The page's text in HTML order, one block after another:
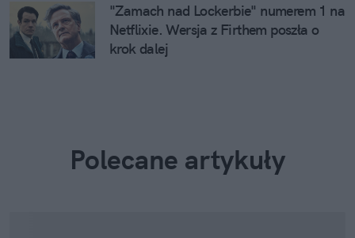
"Zamach nad Lockerbie" numerem 1 na
Netflixie. Wersja z Firthem poszła o
krok dalej
Polecane artykuły